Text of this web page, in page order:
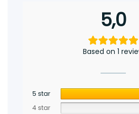
5,0
Based on 1
5 star
4 star